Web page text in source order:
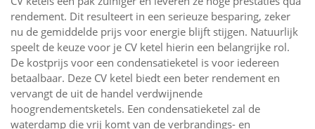
rendement. Dit resulteert in een serieuze besparing, zeker
nu de gemiddelde prijs voor energie blijft stijgen. Natuurlijk
speelt de keuze voor je CV ketel hierin een belangrijke rol.
De kostprijs voor een condensatieketel is voor iedereen
betaalbaar. Deze CV ketel biedt een beter rendement en
vervangt de uit de handel verdwijnende
hoogrendementsketels. Een condensatieketel zal de
waterdamp die vrij komt van de verbrandings- en